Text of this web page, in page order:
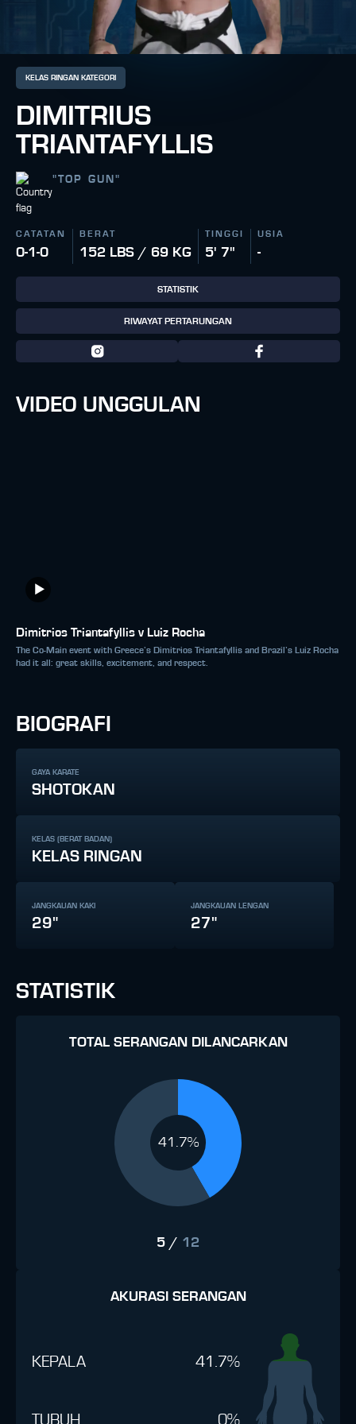
KELAS RINGAN KATEGORI
DIMITRIUS
TRIANTAFYLLIS
"TOP GUN "
CATATAN
0-1-0
BERAT
152 LBS / 69 KG
TINGGI
5' 7"
USIA
-
STATISTIK
RIWAYAT PERTARUNGAN
VIDEO UNGGULAN
Dimitrios Triantafyllis v Luiz Rocha
The Co-Main event with Greece’s Dimitrios Triantafyllis and Brazil’s Luiz Rocha
had it all: great skills, excitement, and respect.
BIOGRAFI
GAYA KARATE
SHOTOKAN
KELAS (BERAT BADAN)
KELAS RINGAN
JANGKAUAN KAKI
29"
JANGKAUAN LENGAN
27"
STATISTIK
TOTAL SERANGAN DILANCARKAN
41.7%
5 / 12
AKURASI SERANGAN
KEPALA 41.7%
TUBUH 0%